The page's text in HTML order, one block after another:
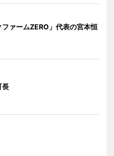
ファームZERO」代表の宮本恒
長